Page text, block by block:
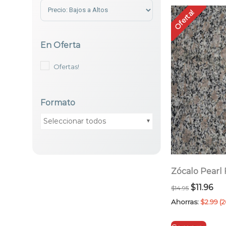
En Oferta
Ofertas!
Formato
Seleccionar todos
Oferta!
Zócalo Pearl
$14.95 El
precio
$11.96El
Ahorras: $2.99